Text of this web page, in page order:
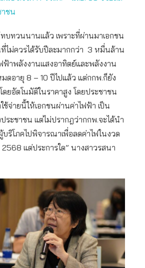
าชน
บทวนนานแล้ว เพราะที่ผ่านมาเอกชน
ที่ไม่ควรได้รับปีละมากกว่า 3 หมื่นล้าน
ฟ้าพลังงานแสงอาทิตย์และพลังงาน
ดอายุ 8 – 10 ปีไปแล้ว แต่กกพ.ก็ยัง
ยอัตโนมัติในราคาสูง โดยประชาชน
ช้จ่ายนี้ให้เอกชนผ่านค่าไฟฟ้า เป็น
ระชาชน แต่ไม่ปรากฎว่ากกพ.จะได้นำ
ริโภคไปพิจารณาเพื่อลดค่าไฟในงวด
แต่ประการใด” นางสาวรสนา